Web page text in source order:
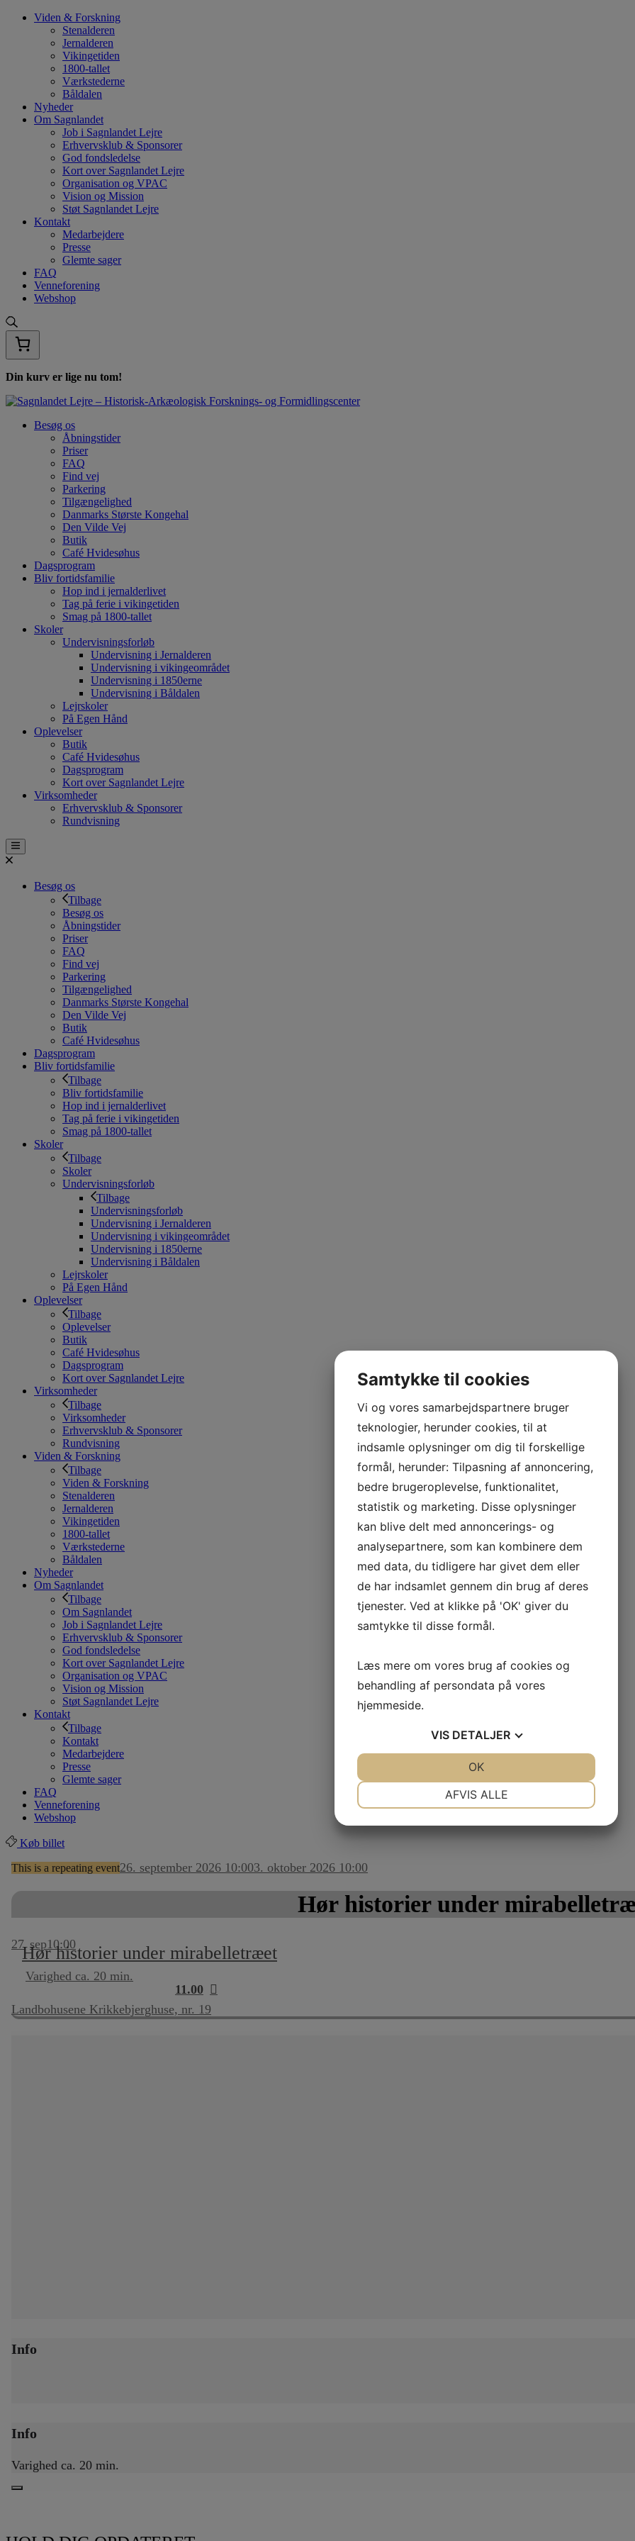
Hop
Viden & Forskning
Stenalderen
Jernalderen
Vikingetiden
1800-tallet
Værkstederne
Båldalen
Nyheder
Om Sagnlandet
Job i Sagnlandet Lejre
Erhvervsklub & Sponsorer
God fondsledelse
Kort over Sagnlandet Lejre
Organisation og VPAC
Vision og Mission
Støt Sagnlandet Lejre
Kontakt
Medarbejdere
Presse
Glemte sager
FAQ
Venneforening
Webshop
Din kurv er lige nu tom!
Besøg os
Åbningstider
Priser
FAQ
Find vej
Parkering
Tilgængelighed
Danmarks Største Kongehal
Den Vilde Vej
Butik
Café Hvidesøhus
Dagsprogram
Bliv fortidsfamilie
Hop ind i jernalderlivet
Tag på ferie i vikingetiden
Smag på 1800-tallet
Skoler
Undervisningsforløb
Undervisning i Jernalderen
Undervisning i vikingeområdet
Undervisning i 1850erne
Undervisning i Båldalen
Lejrskoler
På Egen Hånd
Oplevelser
Butik
Café Hvidesøhus
Dagsprogram
Kort over Sagnlandet Lejre
Virksomheder
Erhvervsklub & Sponsorer
Rundvisning
Besøg os
Tilbage
Besøg os
Åbningstider
Priser
FAQ
Find vej
Parkering
Tilgængelighed
Danmarks Største Kongehal
Den Vilde Vej
Butik
Café Hvidesøhus
Dagsprogram
Bliv fortidsfamilie
Tilbage
Bliv fortidsfamilie
Hop ind i jernalderlivet
Tag på ferie i vikingetiden
Smag på 1800-tallet
Skoler
Tilbage
Skoler
Undervisningsforløb
Tilbage
Undervisningsforløb
Undervisning i Jernalderen
Undervisning i vikingeområdet
Undervisning i 1850erne
Undervisning i Båldalen
Lejrskoler
På Egen Hånd
Oplevelser
Tilbage
Oplevelser
Butik
Café Hvidesøhus
Dagsprogram
Kort over Sagnlandet Lejre
Virksomheder
Tilbage
Virksomheder
Erhvervsklub & Sponsorer
Rundvisning
Viden & Forskning
Tilbage
Viden & Forskning
Stenalderen
Jernalderen
Vikingetiden
1800-tallet
Værkstederne
Båldalen
Nyheder
Om Sagnlandet
Tilbage
Om Sagnlandet
Job i Sagnlandet Lejre
Erhvervsklub & Sponsorer
God fondsledelse
Kort over Sagnlandet Lejre
Organisation og VPAC
Vision og Mission
Støt Sagnlandet Lejre
Kontakt
Tilbage
Kontakt
Medarbejdere
Presse
Glemte sager
FAQ
Venneforening
Webshop
Køb billet
This is a repeating event26. september 2026 10:003. oktober 2026 10:00
Hør historier under
27 sep10:00
Hør historier under mirabelletræet
Varighed ca. 20 min.
11.00
Landbohusene Krikkebjerghuse, nr. 19
Info
Info
Varighed ca. 20 min.
Samtykke til cookies
Vi og vores samarbejdspartnere bruger
teknologier, herunder cookies, til at
indsamle oplysninger om dig til forskellige
formål, herunder: Tilpasning af annoncering,
bedre brugeroplevelse, funktionalitet,
statistik og marketing. Disse oplysninger
kan blive delt med annoncerings- og
analysepartnere, som kan kombinere dem
med data, du tidligere har givet dem eller
de har indsamlet gennem din brug af deres
tjenester. Ved at klikke på 'OK' giver du
samtykke til disse formål.
Læs mere om vores brug af cookies og
behandling af persondata på vores
hjemmeside.
VIS DETALJER
AFVIS ALLE
OK